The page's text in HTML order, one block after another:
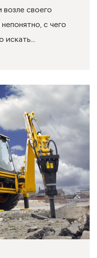
своего
с чего
искать...